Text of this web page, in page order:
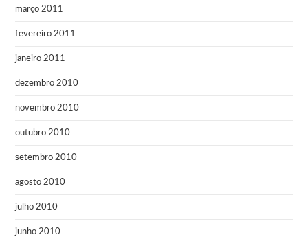
março 2011
fevereiro 2011
janeiro 2011
dezembro 2010
novembro 2010
outubro 2010
setembro 2010
agosto 2010
julho 2010
junho 2010